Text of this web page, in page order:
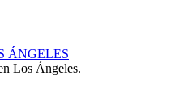
ÁNGELES
Los Ángeles.